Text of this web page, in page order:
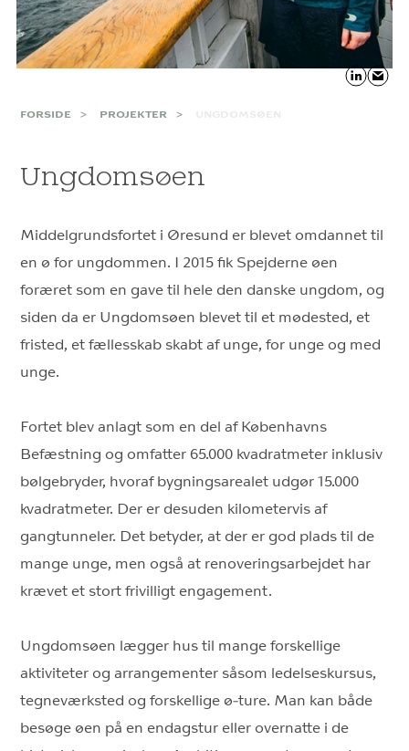
FORSIDE PROJEKTER
Ungdomsøen
Middelgrundsfortet i Øresund er blevet omdannet til
en ø for ungdommen. I 2015 fik Spejderne øen
foræret som en gave til hele den danske ungdom, og
siden da er Ungdomsøen blevet til et mødested, et
fristed, et fællesskab skabt af unge, for unge og med
unge.
Fortet blev anlagt som en del af Københavns
Befæstning og omfatter 65.000 kvadratmeter inklusiv
bølgebryder, hvoraf bygningsarealet udgør 15.000
kvadratmeter. Der er desuden kilometervis af
gangtunneler. Det betyder, at der er god plads til de
mange unge, men også at renoveringsarbejdet har
krævet et stort frivilligt engagement.
Ungdomsøen lægger hus til mange forskellige
aktiviteter og arrangementer såsom ledelseskursus,
tegneværksted og forskellige ø-ture. Man kan både
besøge øen på en endagstur eller overnatte i de